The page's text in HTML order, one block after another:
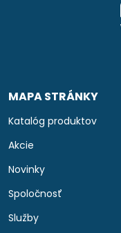
MAPA STRÁNKY
Katalóg produktov
Akcie
Novinky
Spoločnosť
Služby